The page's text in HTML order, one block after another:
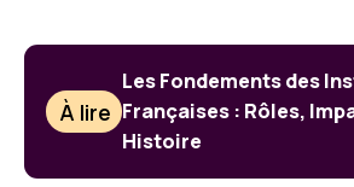
À lire
Les Fondements des
Françaises : Rôles,
Histoire